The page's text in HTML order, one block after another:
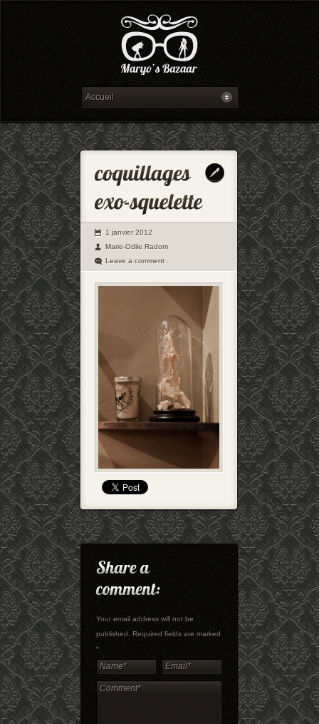
1 janvier 2012
Marie-Odile Radom
Leave a comment
Your email address will not be
published. Required fields are marked
*